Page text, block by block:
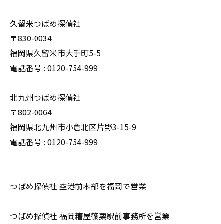
久留米つばめ探偵社
〒830-0034
福岡県久留米市大手町5-5
電話番号 : 0120-754-999
北九州つばめ探偵社
〒802-0064
福岡県北九州市小倉北区片野3-15-9
電話番号 : 0120-754-999
つばめ探偵社 空港前本部を福岡で営業
つばめ探偵社 福岡糟屋篠栗駅前事務所を営業